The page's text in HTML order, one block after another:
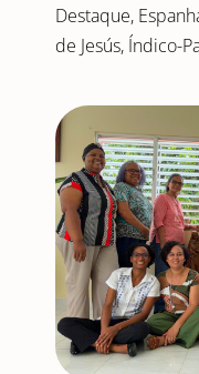
Destaque,
de Jesús, Índico-